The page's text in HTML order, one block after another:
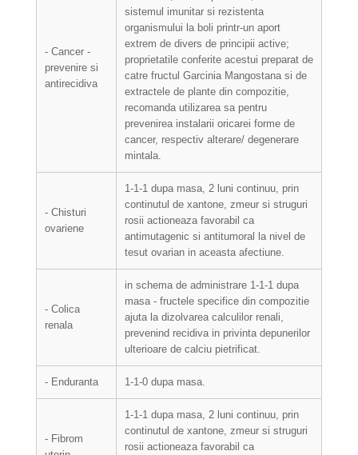
- Cancer -
prevenire si
antirecidiva
sistemul imunitar si rezistenta
organismului la boli printr-un aport
extrem de divers de principii active;
proprietatile conferite acestui preparat de
catre fructul Garcinia Mangostana si de
extractele de plante din compozitie,
recomanda utilizarea sa pentru
prevenirea instalarii oricarei forme de
cancer, respectiv alterare/ degenerare
mintala.
- Chisturi
ovariene
1-1-1 dupa masa, 2 luni continuu, prin
continutul de xantone, zmeur si struguri
rosii actioneaza favorabil ca
antimutagenic si antitumoral la nivel de
tesut ovarian in aceasta afectiune.
- Colica
renala
in schema de administrare 1-1-1 dupa
masa - fructele specifice din compozitie
ajuta la dizolvarea calculilor renali,
prevenind recidiva in privinta depunerilor
ulterioare de calciu pietrificat.
- Enduranta 1-1-0 dupa masa.
- Fibrom
1-1-1 dupa masa, 2 luni continuu, prin
continutul de xantone, zmeur si struguri
rosii actioneaza favorabil ca